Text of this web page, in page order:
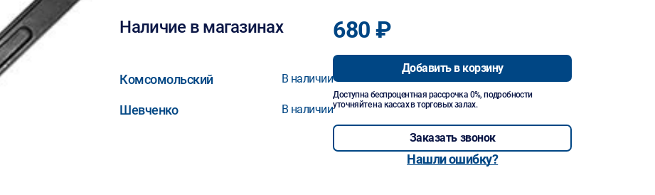
Наличие в магазинах
Комсомольский В наличии
Шевченко В наличии
680 ₽
Добавить в корзину
Доступна беспроцентная рассрочка 0%, подробности
уточняйте на кассах в торговых залах.
Заказать звонок
Нашли ошибку?